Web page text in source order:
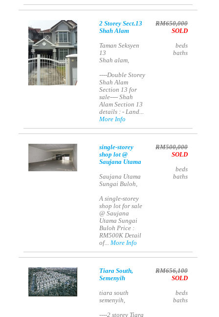
2 Storey Sect.13
Shah Alam
Taman Seksyen
13
Shah alam,
----Double Storey
Shah Alam
Section 13 for
sale---- Shah
Alam Section 13
details : - Land...
More Info
RM650,000
SOLD
beds
baths
single-storey
shop lot @
Saujana Utama
Saujana Utama
Sungai Buloh,
A single-storey
shop lot for sale
@ Saujana
Utama Sungai
Buloh Price :
RM500K Detail
of...More Info
RM500,000
SOLD
beds
baths
Tiara South,
Semenyih
tiara south
semenyih,
----2 storey Tiara
RM656,100
SOLD
beds
baths